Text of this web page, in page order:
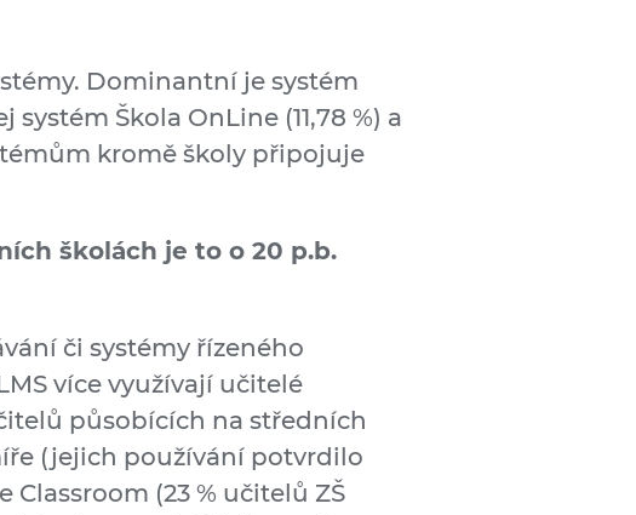
Dominantní je systém
Škola OnLine (11,78 %) a
kromě školy připojuje
školách je to o 20 p.b.
či systémy řízeného
více využívají učitelé
působících na středních
(jejich používání potvrdilo
(23 % učitelů ZŠ